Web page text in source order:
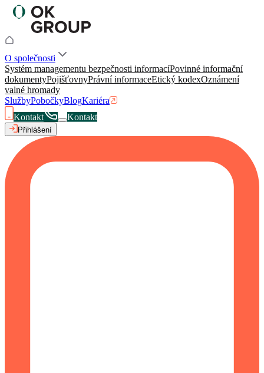
O společnosti
Systém managementu bezpečnosti informacíPovinné informační
dokumentyPojišťovnyPrávní informaceEtický kodexOznámení
valné hromady
SlužbyPobočkyBlogKariéra
Kontakt
Kontakt
Přihlášení